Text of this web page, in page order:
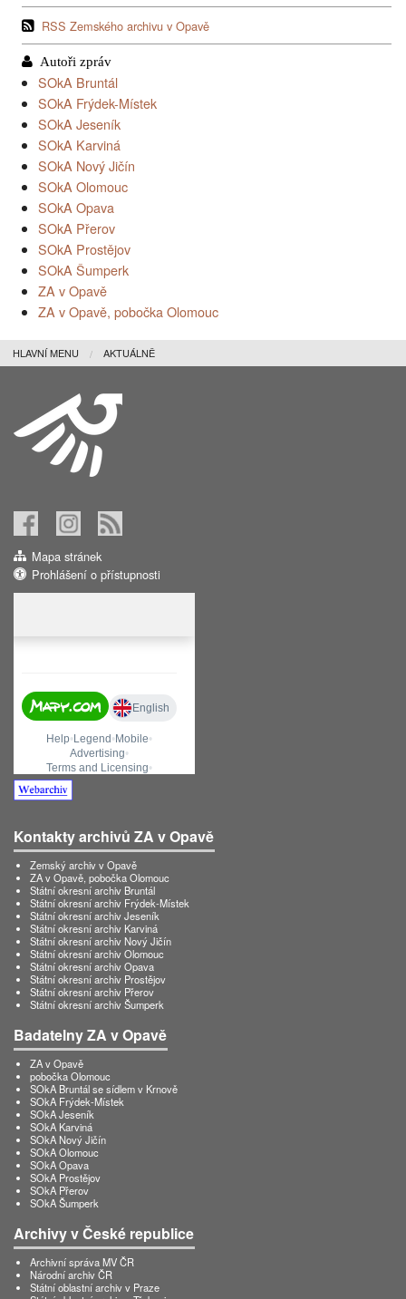
RSS Zemského archivu v Opavě
SOkA Bruntál
SOkA Frýdek-Místek
SOkA Jeseník
SOkA Karviná
SOkA Nový Jičín
SOkA Olomouc
SOkA Opava
SOkA Přerov
SOkA Prostějov
SOkA Šumperk
ZA v Opavě
ZA v Opavě, pobočka Olomouc
HLAVNÍ MENU AKTUÁLNĚ
Mapa stránek
Prohlášení o přístupnosti
Kontakty archivů ZA v Opavě
Zemský archiv v Opavě
ZA v Opavě, pobočka Olomouc
Státní okresní archiv Bruntál
Státní okresní archiv Frýdek-Místek
Státní okresní archiv Jeseník
Státní okresní archiv Karviná
Státní okresní archiv Nový Jičín
Státní okresní archiv Olomouc
Státní okresní archiv Opava
Státní okresní archiv Prostějov
Státní okresní archiv Přerov
Státní okresní archiv Šumperk
Badatelny ZA v Opavě
ZA v Opavě
pobočka Olomouc
SOkA Bruntál se sídlem v Krnově
SOkA Frýdek-Místek
SOkA Jeseník
SOkA Karviná
SOkA Nový Jičín
SOkA Olomouc
SOkA Opava
SOkA Prostějov
SOkA Přerov
SOkA Šumperk
Archivy v České republice
Archivní správa MV ČR
Národní archiv ČR
Státní oblastní archiv v Praze